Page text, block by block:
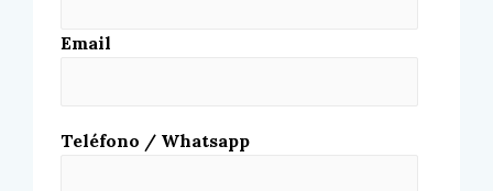
Email
Teléfono / Whatsapp